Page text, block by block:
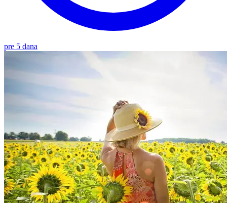
pre 5 dana